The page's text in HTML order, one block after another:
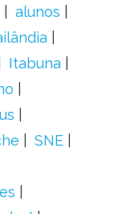
alunos
Itabuna
SNE